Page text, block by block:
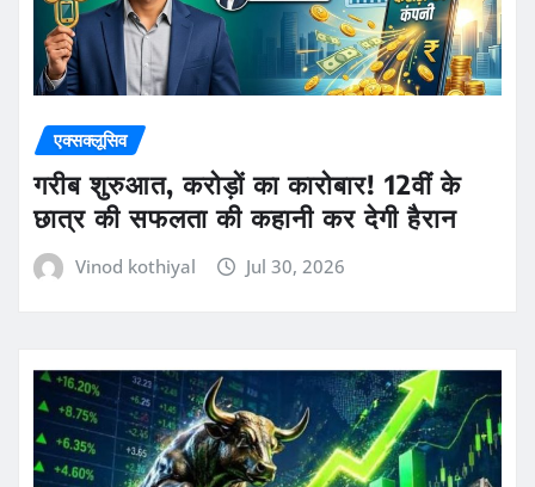
एक्सक्लूसिव
गरीब शुरुआत, करोड़ों का कारोबार! 12वीं के
छात्र की सफलता की कहानी कर देगी हैरान
Vinod kothiyal Jul 30, 2026